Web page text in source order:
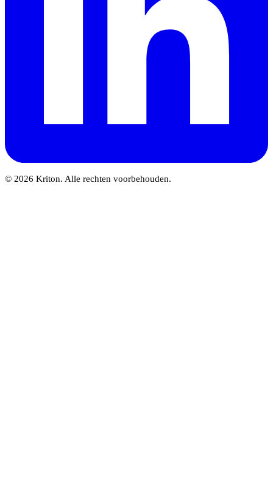
© 2026 Kriton. Alle rechten voorbehouden.